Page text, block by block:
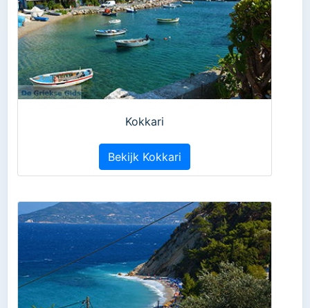
Kokkari
Bekijk Kokkari